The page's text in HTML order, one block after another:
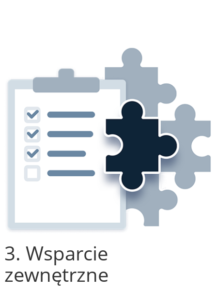
3. Wsparcie
zewnętrzne